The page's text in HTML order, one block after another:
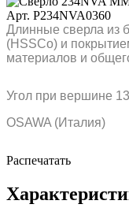
Арт. P234NVA0360
Длинные сверла из
(HSSCo) и
материалов и
Угол при вершине
OSAWA (Италия)
Распечатать